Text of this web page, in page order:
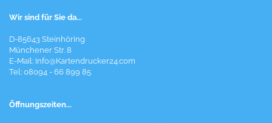
Wir sind für Sie da...
D-85643 Steinhöring
Münchener Str. 8
E-Mail: Info@Kartendrucker24.com
Tel: 08094 - 66 899 85
Öffnungszeiten...